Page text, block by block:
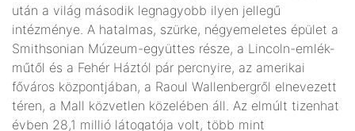
után a világ második legnagyobb ilyen jellegű
intézménye. A hatalmas, szürke, négyemeletes épület a
Smithsonian Múzeum-együttes része, a Lincoln-emlék­
műtől és a Fehér Háztól pár percnyire, az amerikai
főváros központjában, a Raoul Wallenbergről elnevezett
téren, a Mall közvetlen közelében áll. Az elmúlt tizenhat
évben 28,1 millió látogatója volt, több mint